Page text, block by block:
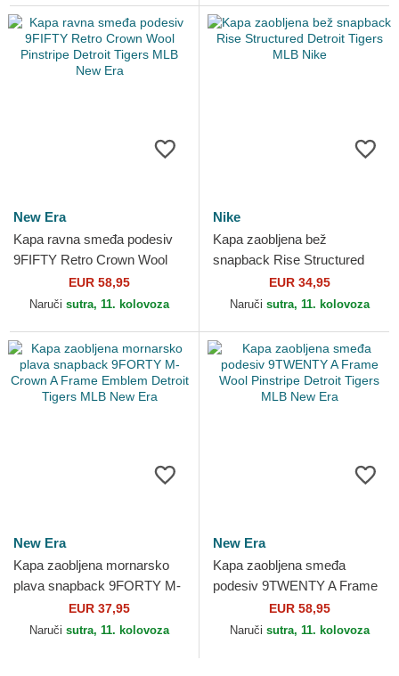
New Era
Kapa ravna smeđa podesiv
9FIFTY Retro Crown Wool
Pinstripe Detroit Tigers MLB
New Era
EUR 58,95
Naruči sutra, 11. kolovoza
Nike
Kapa zaobljena bež
snapback Rise Structured
Detroit Tigers MLB Nike
EUR 34,95
Naruči sutra, 11. kolovoza
New Era
Kapa zaobljena mornarsko
plava snapback 9FORTY M-
Crown A Frame Emblem
Detroit Tigers MLB New Era
EUR 37,95
Naruči sutra, 11. kolovoza
New Era
Kapa zaobljena smeđa
podesiv 9TWENTY A Frame
Wool Pinstripe Detroit Tigers
MLB New Era
EUR 58,95
Naruči sutra, 11. kolovoza